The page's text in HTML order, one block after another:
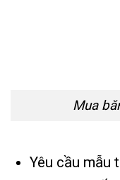
Mua
Yêu cầu mẫu